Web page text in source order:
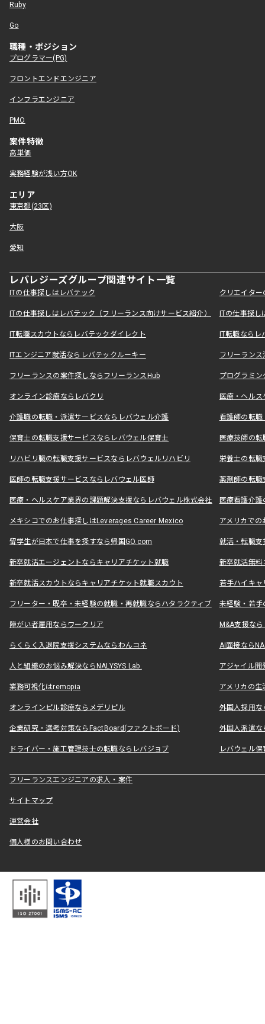
Ruby
Go
職種・ポジション
プログラマー(PG)
フロントエンドエンジニア
インフラエンジニア
PMO
案件特徴
高単価
実務経験が浅い方OK
エリア
東京都(23区)
大阪
愛知
レバレジーズグループ関連サイト一覧
ITの仕事探しはレバテック クリエイタ
ITの仕事探しはレバテック（フリーランス向けサービス紹介） ITの仕事探
IT転職スカウトならレバテックダイレクト IT転職なら
ITエンジニア就活ならレバテックルーキー フリーラン
フリーランスの案件探しならフリーランスHub プログラミ
オンライン診療ならレバクリ 医療・ヘル
介護職の転職・派遣サービスならレバウェル介護 看護師の転
保育士の転職支援サービスならレバウェル保育士 医療技師の
リハビリ職の転職支援サービスならレバウェルリハビリ 栄養士の転
医師の転職支援サービスならレバウェル医師 薬剤師の転
医療・ヘルスケア業界の課題解決支援ならレバウェル株式会社 医療看護介
メキシコでのお仕事探しはLeverages Career Mexico アメリカで
留学生が日本で仕事を探すなら帰国GO.com 就活・転職
新卒就活エージェントならキャリアチケット就職 新卒就活無料
新卒就活スカウトならキャリアチケット就職スカウト 若手ハイキ
フリーター・既卒・未経験の就職・再就職ならハタラクティブ 未経験・若手
障がい者雇用ならワークリア M&A支援な
らくらく入退院支援システムならわんコネ AI面接なら
人と組織のお悩み解決ならNALYSYS Lab. アジャイル
業務可視化はremopia アメリカの
オンラインピル診療ならメデリピル 外国人採用
企業研究・選考対策ならFactBoard(ファクトボード) 外国人派遣な
ドライバー・施工管理技士の転職ならレバジョブ レバウェル
フリーランスエンジニアの求人・案件
サイトマップ
運営会社
個人様のお問い合わせ